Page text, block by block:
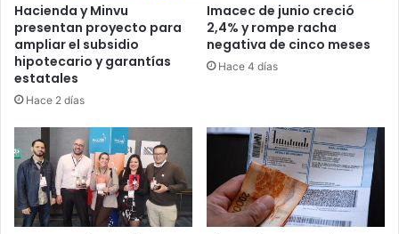
Hacienda y Minvu
presentan proyecto para
ampliar el subsidio
hipotecario y garantías
estatales
Hace 2 días
Imacec de junio creció
2,4% y rompe racha
negativa de cinco meses
Hace 4 días